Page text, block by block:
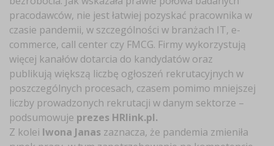
pracodawców, nie jest łatwiej pozyskać pracownika w
czasie pandemii, w szczególności w branżach IT, e-
commerce, call center czy FMCG. Firmy wykorzystują
więcej kanałów dotarcia do kandydatów oraz
publikują większą liczbę ogłoszeń rekrutacyjnych w
poszczególnych procesach, czasem pomimo mniejszej
liczby prowadzonych rekrutacji w danym sektorze –
podsumowuje prezes HRlink.pl.
Z kolei Iwona Janas zaznacza, że pandemia zmieniła